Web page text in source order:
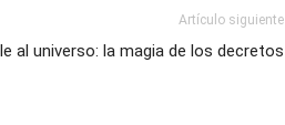
Artículo siguiente
al universo: la magia de los decretos